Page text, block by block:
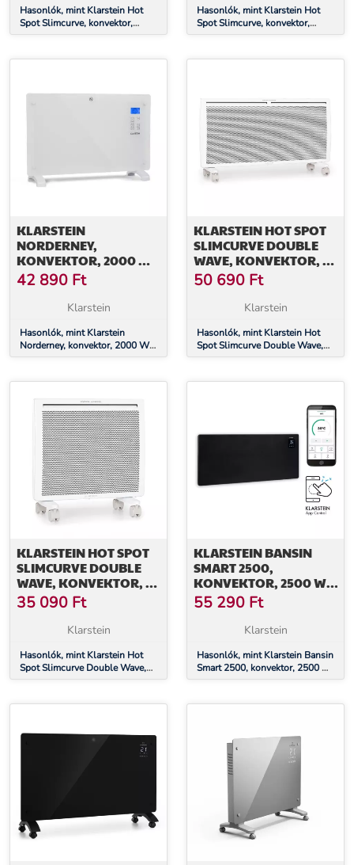
Hasonlók, mint Klarstein Hot
Spot Slimcurve, konvektor,
fűtőtest, 80 x 40 cm, 40 m²,
Hasonlók, mint Klarstein Hot
Spot Slimcurve, konvektor,
fűtőtest, 80 x 40 cm, 40 m²,
KLARSTEIN
NORDERNEY,
KONVEKTOR, 2000 W
TERMOSZTÁT, IDŐZÍTŐ,
30 M², FEHÉR
42 890 Ft
Klarstein
Hasonlók, mint Klarstein
Norderney, konvektor, 2000 W
termosztát, időzítő, 30 m², fehér
KLARSTEIN HOT SPOT
SLIMCURVE DOUBLE
WAVE, KONVEKTOR, 2
AZ 1-BEN FŰTŐTEST,
2000 W, HETI IDŐZÍTŐ,
50 690 Ft
Klarstein
Hasonlók, mint Klarstein Hot
Spot Slimcurve Double Wave,
konvektor, 2 az 1-ben fűtőtest,
KLARSTEIN HOT SPOT
SLIMCURVE DOUBLE
WAVE, KONVEKTOR, 2
AZ 1-BEN FŰTŐTEST,
1000 W, HETI IDŐZÍTŐ,
35 090 Ft
Klarstein
Hasonlók, mint Klarstein Hot
Spot Slimcurve Double Wave,
konvektor, 2 az 1-ben fűtőtest,
KLARSTEIN BANSIN
SMART 2500,
KONVEKTOR, 2500 W,
VEZÉRLÉS
APPLIKÁCIÓN
KERESZTÜL
55 290 Ft
Klarstein
Hasonlók, mint Klarstein Bansin
Smart 2500, konvektor, 2500 W,
vezérlés applikáción keresztül